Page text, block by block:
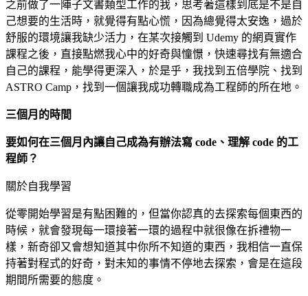
之前做了一陣子文書類型工作的我，思考著這樣到底是不是自
己想要的生活時，就覺得有點心慌，因為總覺得太安逸，過於
舒服的環境讓我缺少活力，在某次接觸到 Udemy 的網頁實作
課程之後，直接點燃我心中的好奇與憧憬，快速尋找有無適合
自己的課程，能學得更深入，於是乎，我找到五倍學院、找到
ASTRO Camp，找到一個讓我成功轉職成為工程師的所在地。
三個月的時間
要如何在三個月內讓自己成為有辦法寫 code、理解 code 的工
程師？
關於自我學習
從零開始學習是有點困難的，但當你認真的去探索每個東西的
時候，就會發現每一環接著一環的過程中就很像在拆禮物一
樣，新奇卻又會想知道其中你所不知道的東西，我相信一直保
持著對程式的好奇，對未知的事情不停地去探索，會是在這段
期間所需要的態度。